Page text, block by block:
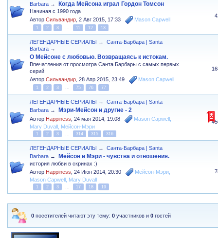
Barbara → Когда Мейсона играл Гордон Томсон
Начиная с 1990 года
АвторСильвандир ,2 Авг 2015, 17:33 Mason Capwell
1 2 3 ... 11 12 13
ЛЕГЕНДАРНЫЕ СЕРИАЛЫ →
Санта-Барбара | Santa
Barbara →
О Мейсоне с любовью. Возвращаясь к истокам.
Впечатления от просмотра Санта Барбары с самых первых
серий
АвторСильвандир ,28 Апр 2015, 23:49 Mason Capwell
1 2 3 ... 75 76 77
ЛЕГЕНДАРНЫЕ СЕРИАЛЫ →
Санта-Барбара | Santa
Barbara → Мэри-Мейсон и другие - 2
Автор Happiness ,24 мая 2014, 19:08 Mason Capwell
Mary Duvall
Мейсон-Мэри
1 2 3 ... 314 315 316
ЛЕГЕНДАРНЫЕ СЕРИАЛЫ →
Санта-Барбара | Santa
Barbara → Мейсон и Мэри - чувства и отношения.
история любви в скринах :)
Автор Happiness ,24 Июн 2014, 20:30 Мейсон-Мэри
Mason Capwell
Mary Duvall
1 2 3 ... 17 18 19
0 посетителей читают эту тему:0 участников и0 гостей